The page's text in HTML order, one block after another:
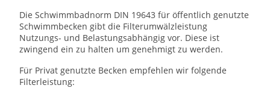
Die Schwimmbadnorm DIN 19643 für öffentlich genutzte
Schwimmbecken gibt die Filterumwälzleistung
Nutzungs- und Belastungsabhängig vor. Diese ist
zwingend ein zu halten um genehmigt zu werden.
Für Privat genutzte Becken empfehlen wir folgende
Filterleistung: